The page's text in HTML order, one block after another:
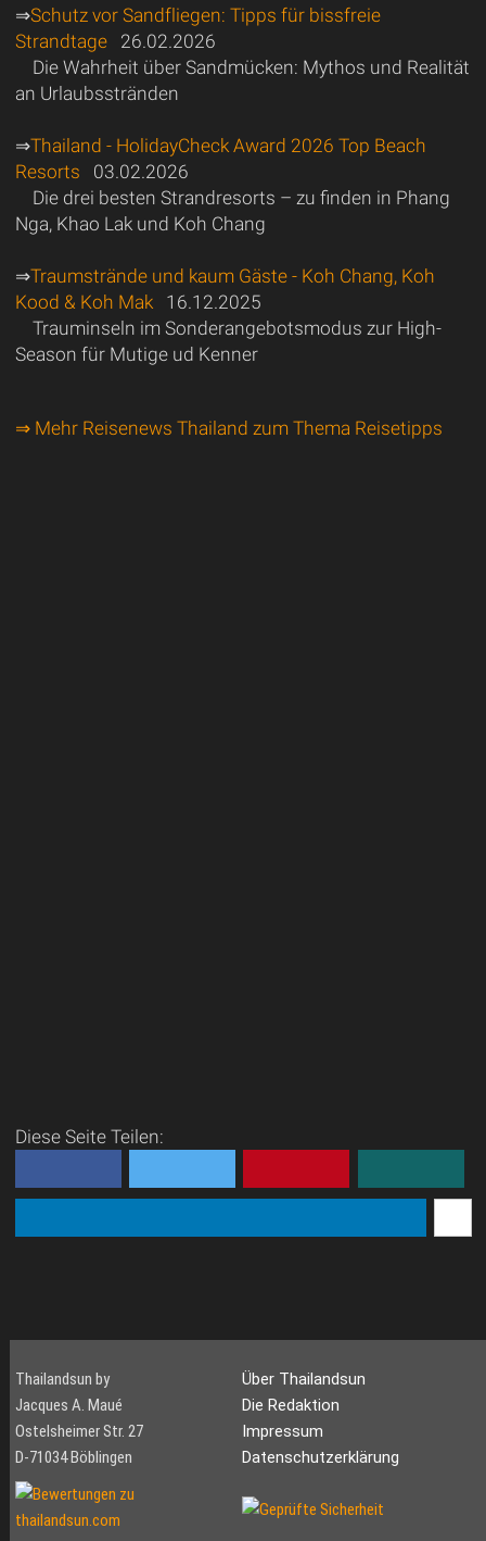
⇒Schutz vor Sandfliegen: Tipps für bissfreie
Strandtage26.02.2026
Die Wahrheit über Sandmücken: Mythos und Realität
an Urlaubsstränden
⇒Thailand - HolidayCheck Award 2026 Top Beach
Resorts 03.02.2026
Die drei besten Strandresorts – zu finden in Phang
Nga, Khao Lak und Koh Chang
⇒Traumstrände und kaum Gäste - Koh Chang, Koh
Kood & Koh Mak16.12.2025
Trauminseln im Sonderangebotsmodus zur High-
Season für Mutige ud Kenner
⇒ Mehr Reisenews Thailand zum Thema Reisetipps
Diese Seite Teilen:
Thailandsun by
Jacques A. Maué
Ostelsheimer Str. 27
D-71034 Böblingen
Über Thailandsun
Die Redaktion
Impressum
Datenschutzerklärung